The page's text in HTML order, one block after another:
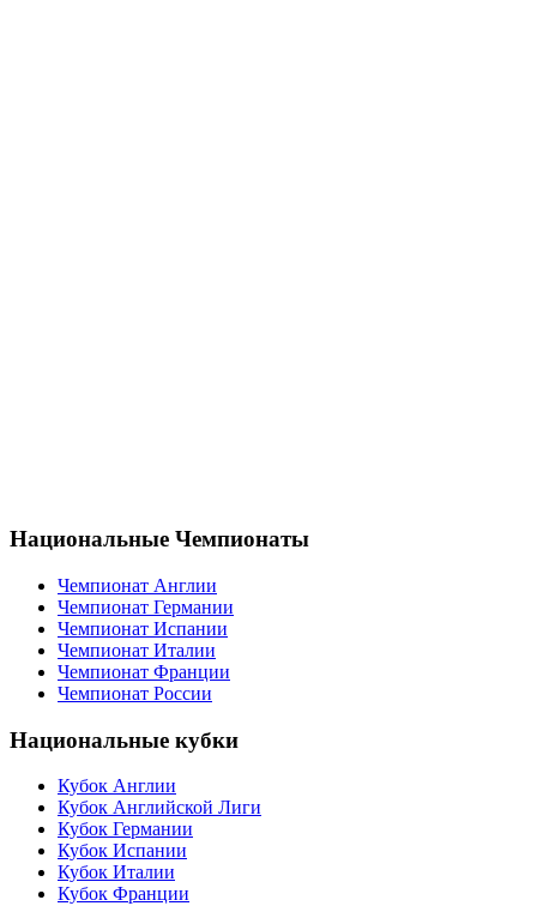
Национальные Чемпионаты
Чемпионат Англии
Чемпионат Германии
Чемпионат Испании
Чемпионат Италии
Чемпионат Франции
Чемпионат России
Национальные кубки
Кубок Англии
Кубок Английской Лиги
Кубок Германии
Кубок Испании
Кубок Италии
Кубок Франции